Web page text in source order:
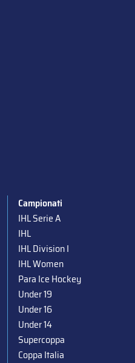
Campionati
IHL Serie A
IHL
IHL Division I
IHL Women
Para Ice Hockey
Under 19
Under 16
Under 14
Supercoppa
Coppa Italia